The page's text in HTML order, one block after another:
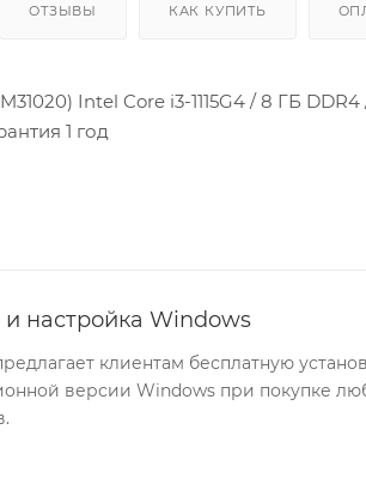
ОТЗЫВЫ КАК КУПИТЬ
Intel Core i3-1115G4 / 8 ГБ
1 год
и настройка Windows
клиентам бесплатную
версии Windows при покупке